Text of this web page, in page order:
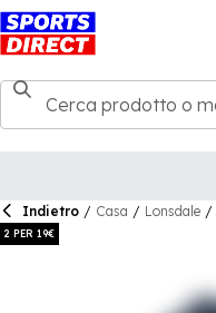
Indietro / Casa / Lonsdale /
2 PER 19€